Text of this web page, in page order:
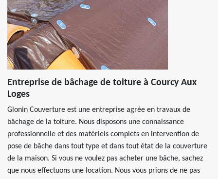
Entreprise de bâchage de toiture à Courcy Aux
Loges
Glonin Couverture est une entreprise agrée en travaux de
bâchage de la toiture. Nous disposons une connaissance
professionnelle et des matériels complets en intervention de
pose de bâche dans tout type et dans tout état de la couverture
de la maison. Si vous ne voulez pas acheter une bâche, sachez
que nous effectuons une location. Nous vous prions de ne pas